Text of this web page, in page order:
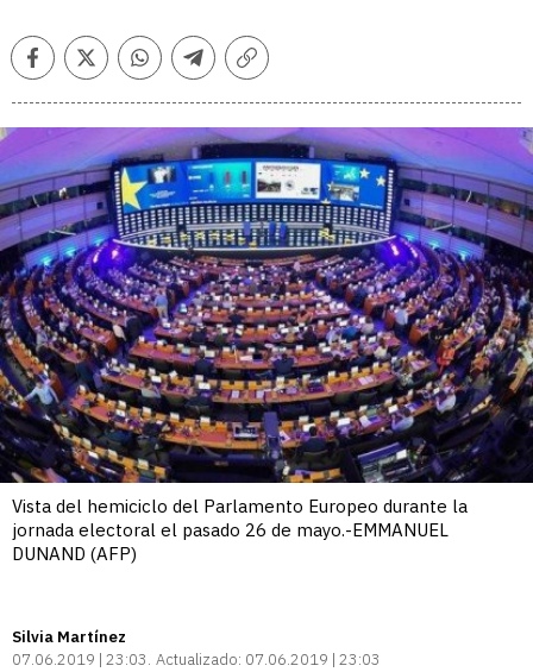
FacebookTwitterWhatsappTelegramCopiar
Vista del hemiciclo del Parlamento Europeo durante la
jornada electoral el pasado 26 de mayo.-EMMANUEL
DUNAND (AFP)
Silvia Martínez
07.06.2019 | 23:03 Actualizado: 07.06.2019 | 23:03